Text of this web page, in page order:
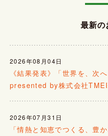
最新の
2026年08月04日
《結果発表》「世界を、次
presented by株式会社
2026年07月31日
「情熱と知恵でつくる、豊